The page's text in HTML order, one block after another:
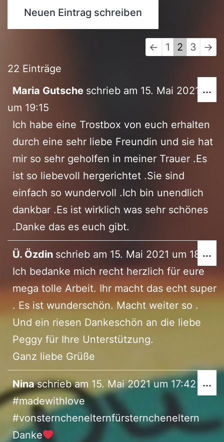
Navigation
Gästebuchliste
← 1 2 3
→
22 Einträge
Maria Gutsche schrieb am 15. Mai 2021
um 19:15
Ich habe eine Trostbox von euch erhalten
durch eine sehr liebe Freundin und sie hat
mir so sehr geholfen in meiner Trauer .Es
ist so liebevoll hergerichtet .Sie sind
einfach so wundervoll .Ich bin unendlich
dankbar .Es ist wirklich was sehr schönes
.Danke das es euch gibt.
...
Ü. Özdin schrieb am 15. Mai 2021 um 18:32
Ich bedanke mich recht herzlich für eure
mega tolle Arbeit. Ihr macht das echt super
. Es ist wunderschön. Macht weiter so .
Und ein riesen Dankeschön an die liebe
Peggy für Ihre Unterstützung.
Ganz liebe Grüße
...
Ninaschrieb am 15. Mai 2021 um 17:42
#madewithlove
#vonsternchenelternfürsterncheneltern
Danke
...